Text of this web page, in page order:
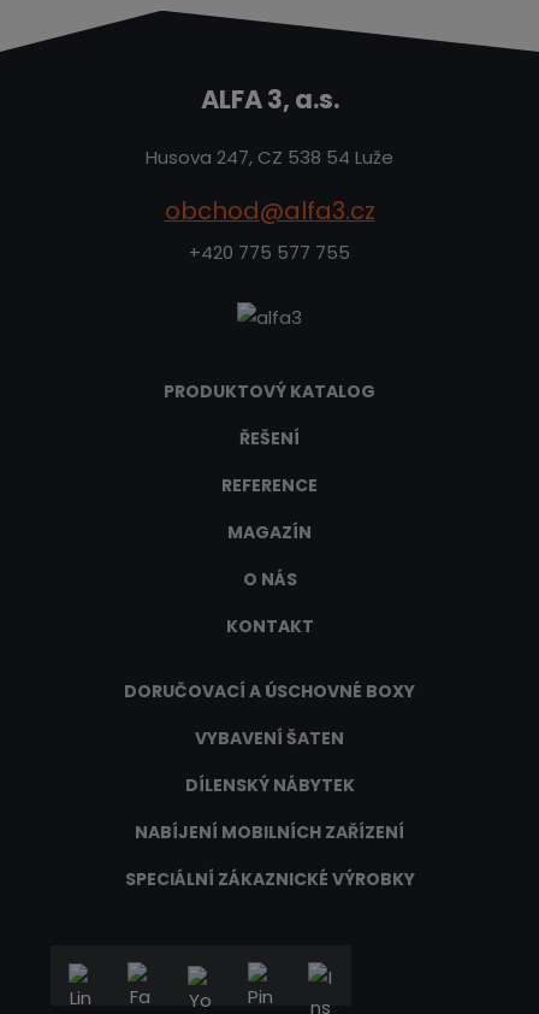
ALFA 3, a.s.
Husova 247, CZ 538 54 Luže
obchod@alfa3.cz
+420 775 577 755
PRODUKTOVÝ KATALOG
ŘEŠENÍ
REFERENCE
MAGAZÍN
O NÁS
KONTAKT
DORUČOVACÍ A ÚSCHOVNÉ BOXY
VYBAVENÍ ŠATEN
DÍLENSKÝ NÁBYTEK
NABÍJENÍ MOBILNÍCH ZAŘÍZENÍ
SPECIÁLNÍ ZÁKAZNICKÉ VÝROBKY